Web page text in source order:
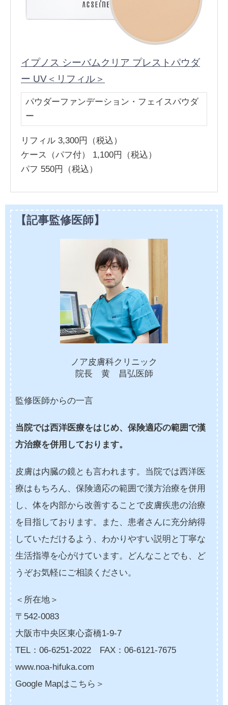
イプノス シーバムクリア プレストパウダ
ー UV＜リフィル＞
パウダーファンデーション・フェイスパウダ
ー
リフィル 3,300円（税込）
ケース（パフ付） 1,100円（税込）
パフ 550円（税込）
【記事監修医師】
ノア皮膚科クリニック
院長 黄 昌弘医師
監修医師からの一言
当院では西洋医療をはじめ、保険適応の範囲で漢
方治療を併用しております。
皮膚は内臓の鏡とも言われます。当院では西洋医
療はもちろん、保険適応の範囲で漢方治療を併用
し、体を内部から改善することで皮膚疾患の治療
を目指しております。また、患者さんに充分納得
していただけるよう、わかりやすい説明と丁寧な
生活指導を心がけています。どんなことでも、ど
うぞお気軽にご相談ください。
＜所在地＞
〒542-0083
大阪市中央区東心斎橋1-9-7
TEL：06-6251-2022 FAX：06-6121-7675
www.noa-hifuka.com
Google Mapはこちら＞